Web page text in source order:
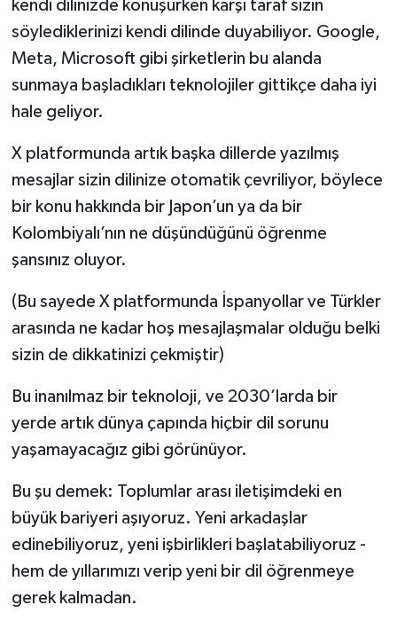
kendi dilinizde konuşurken karşı taraf sizin
söylediklerinizi kendi dilinde duyabiliyor. Google,
Meta, Microsoft gibi şirketlerin bu alanda
sunmaya başladıkları teknolojiler gittikçe daha iyi
hale geliyor.
X platformunda artık başka dillerde yazılmış
mesajlar sizin dilinize otomatik çevriliyor, böylece
bir konu hakkında bir Japon’un ya da bir
Kolombiyalı’nın ne düşündüğünü öğrenme
şansınız oluyor.
(Bu sayede X platformunda İspanyollar ve Türkler
arasında ne kadar hoş mesajlaşmalar olduğu belki
sizin de dikkatinizi çekmiştir)
Bu inanılmaz bir teknoloji, ve 2030’larda bir
yerde artık dünya çapında hiçbir dil sorunu
yaşamayacağız gibi görünüyor.
Bu şu demek: Toplumlar arası iletişimdeki en
büyük bariyeri aşıyoruz. Yeni arkadaşlar
edinebiliyoruz, yeni işbirlikleri başlatabiliyoruz -
hem de yıllarımızı verip yeni bir dil öğrenmeye
gerek kalmadan.